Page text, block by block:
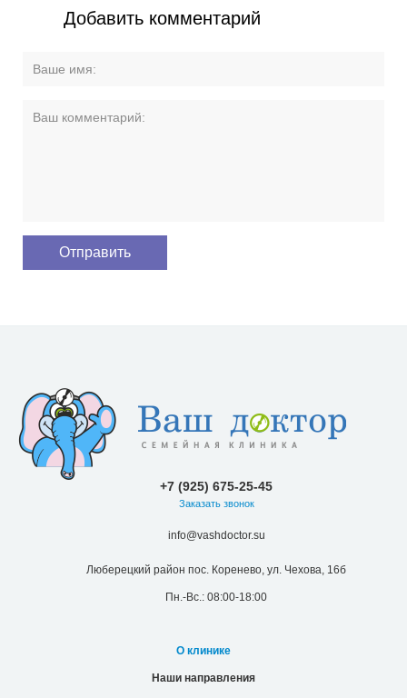
Добавить комментарий
+7 (925) 675-25-45
Заказать звонок
info@vashdoctor.su
Люберецкий район пос. Коренево, ул. Чехова, 16б
Пн.-Вс.: 08:00-18:00
О клинике
Наши направления